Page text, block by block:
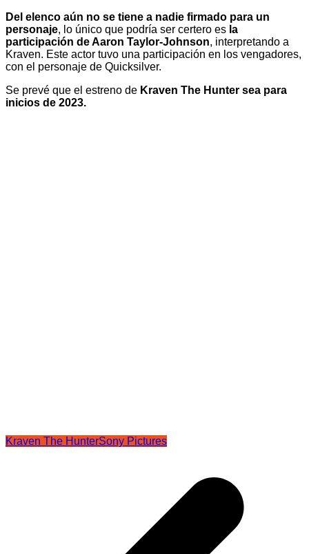
Del elenco aún no se tiene a nadie firmado para un
personaje, lo único que podría ser certero es la
participación de Aaron Taylor-Johnson, interpretando a
Kraven. Este actor tuvo una participación en los vengadores,
con el personaje de Quicksilver.
Se prevé que el estreno de Kraven The Hunter sea para
inicios de 2023.
Kraven The HunterSony Pictures